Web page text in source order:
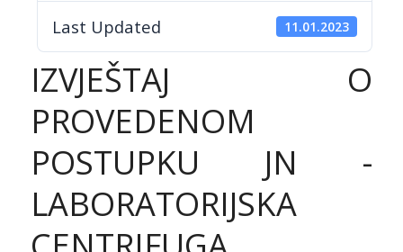
Last Updated 11.01.2023
IZVJEŠTAJ O
PROVEDENOM
POSTUPKU JN -
LABORATORIJSKA